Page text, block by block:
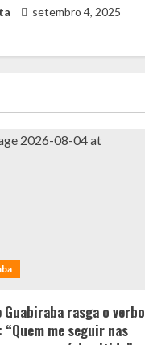
setembro 4, 2025
rasga o verbo
me seguir nas